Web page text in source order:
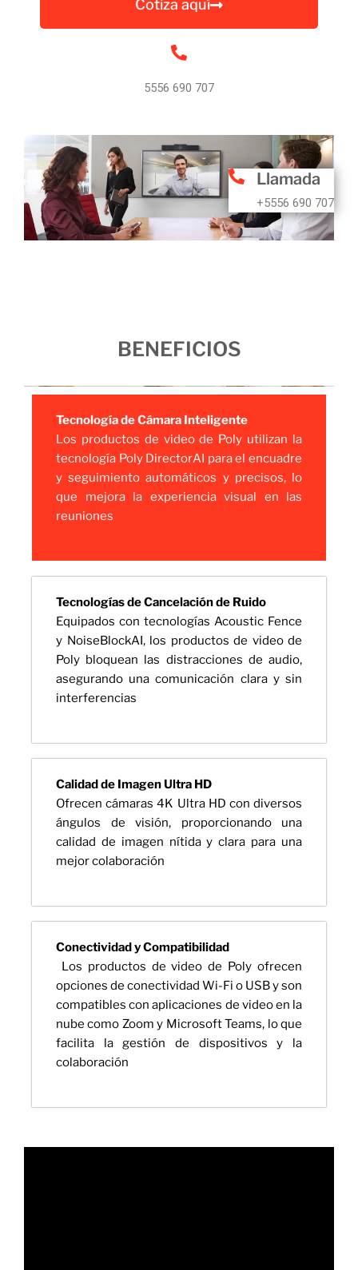
Cotiza aquí
5556 690 707
Llamada
+5556 690 707
BENEFICIOS
Tecnología de Cámara Inteligente
Los productos de video de Poly utilizan la
tecnología Poly DirectorAI para el encuadre
y seguimiento automáticos y precisos, lo
que mejora la experiencia visual en las
reuniones
Tecnologías de Cancelación de Ruido
Equipados con tecnologías Acoustic Fence
y NoiseBlockAI, los productos de video de
Poly bloquean las distracciones de audio,
asegurando una comunicación clara y sin
interferencias
Calidad de Imagen Ultra HD
Ofrecen cámaras 4K Ultra HD con diversos
ángulos de visión, proporcionando una
calidad de imagen nítida y clara para una
mejor colaboración
Conectividad y Compatibilidad
Los productos de video de Poly ofrecen
opciones de conectividad Wi-Fi o USB y son
compatibles con aplicaciones de video en la
nube como Zoom y Microsoft Teams, lo que
facilita la gestión de dispositivos y la
colaboración